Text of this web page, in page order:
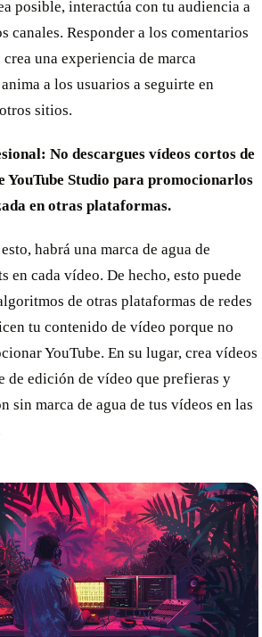
posible, interactúa con tu audiencia a
canales. Responder a los comentarios
una experiencia de marca
a los usuarios a seguirte en
sitios.
No descargues vídeos cortos de
YouTube Studio para promocionarlos
en otras plataformas.
habrá una marca de agua de
en cada vídeo. De hecho, esto puede
de otras plataformas de redes
tu contenido de vídeo porque no
YouTube. En su lugar, crea vídeos
de edición de vídeo que prefieras y
sin marca de agua de tus vídeos en las